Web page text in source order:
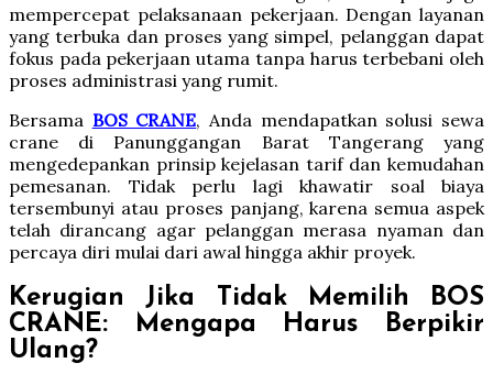
mempercepat pelaksanaan pekerjaan. Dengan layanan
yang terbuka dan proses yang simpel, pelanggan dapat
fokus pada pekerjaan utama tanpa harus terbebani oleh
proses administrasi yang rumit.
Bersama BOS CRANE, Anda mendapatkan solusi sewa
crane di Panunggangan Barat Tangerang yang
mengedepankan prinsip kejelasan tarif dan kemudahan
pemesanan. Tidak perlu lagi khawatir soal biaya
tersembunyi atau proses panjang, karena semua aspek
telah dirancang agar pelanggan merasa nyaman dan
percaya diri mulai dari awal hingga akhir proyek.
Kerugian Jika Tidak Memilih BOS
CRANE: Mengapa Harus Berpikir
Ulang?